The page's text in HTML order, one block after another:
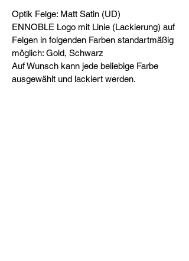
Optik Felge: Matt Satin (UD)
ENNOBLE Logo mit Linie (Lackierung) auf
Felgen in folgenden Farben standartmäßig
möglich: Gold, Schwarz
Auf Wunsch kann jede beliebige Farbe
ausgewählt und lackiert werden.